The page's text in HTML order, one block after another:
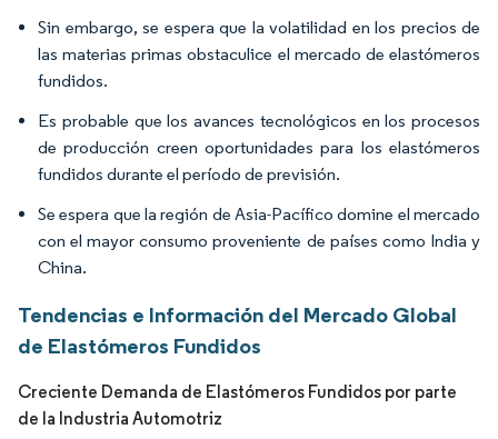
Sin embargo, se espera que la volatilidad en los precios de
las materias primas obstaculice el mercado de elastómeros
fundidos.
Es probable que los avances tecnológicos en los procesos
de producción creen oportunidades para los elastómeros
fundidos durante el período de previsión.
Se espera que la región de Asia-Pacífico domine el mercado
con el mayor consumo proveniente de países como India y
China.
Tendencias e Información del Mercado Global
de Elastómeros Fundidos
Creciente Demanda de Elastómeros Fundidos por parte
de la Industria Automotriz